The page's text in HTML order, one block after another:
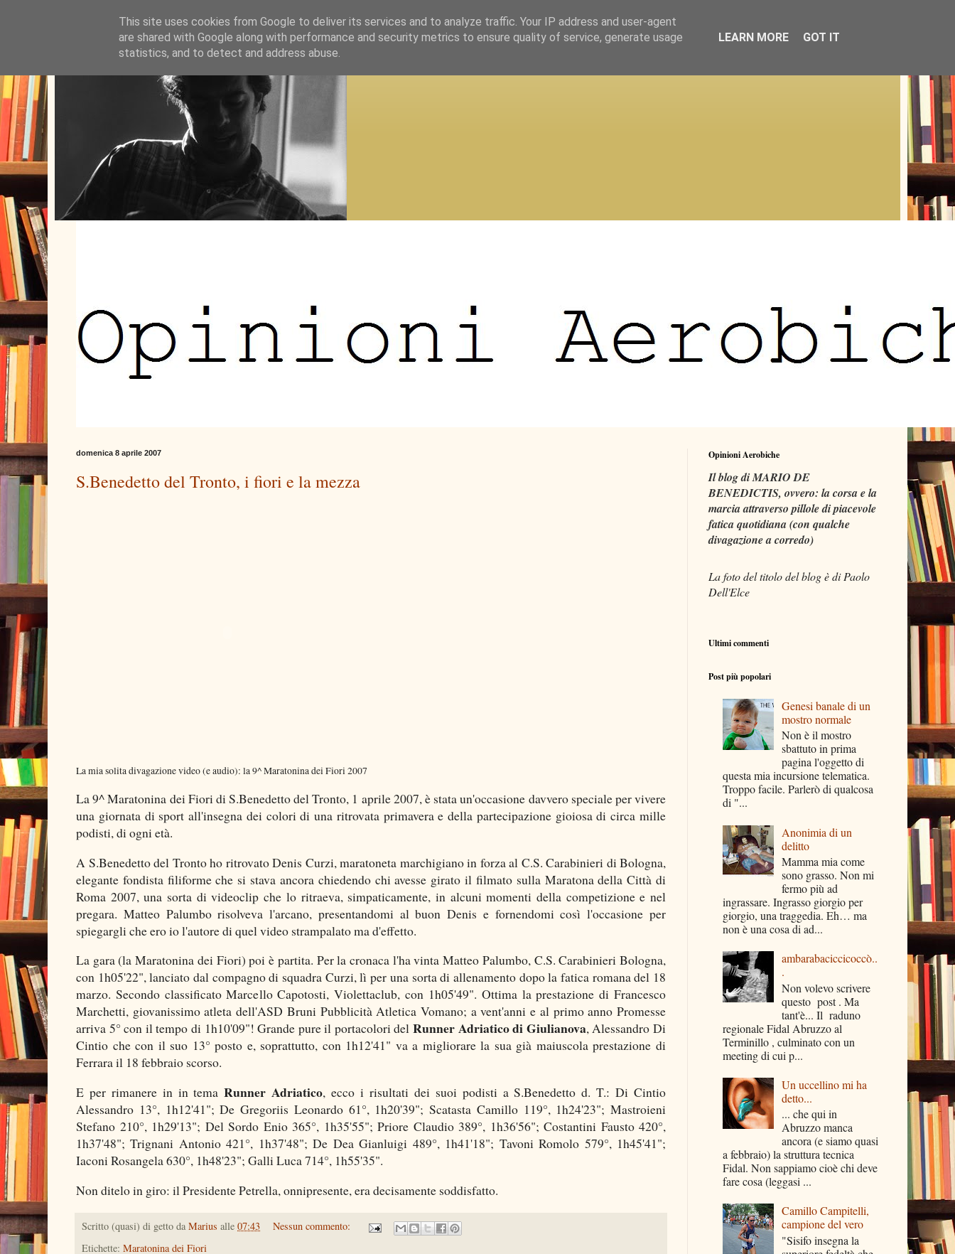
domenica 8 aprile 2007
S.Benedetto del Tronto, i fiori e la mezza
La mia solita divagazione video (e audio): la 9^ Maratonina dei Fiori 2007
La 9^ Maratonina dei Fiori di S.Benedetto del Tronto, 1 aprile 2007, è stata un'occasione davvero speciale per vivere
una giornata di sport all'insegna dei colori di una ritrovata primavera e della partecipazione gioiosa di circa mille
podisti, di ogni età.
A S.Benedetto del Tronto ho ritrovato Denis Curzi, maratoneta marchigiano in forza al C.S. Carabinieri di Bologna,
elegante fondista filiforme che si stava ancora chiedendo chi avesse girato il filmato sulla Maratona della Città di
Roma 2007, una sorta di videoclip che lo ritraeva, simpaticamente, in alcuni momenti della competizione e nel
pregara. Matteo Palumbo risolveva l'arcano, presentandomi al buon Denis e fornendomi così l'occasione per
spiegargli che ero io l'autore di quel video strampalato ma d'effetto.
La gara (la Maratonina dei Fiori) poi è partita. Per la cronaca l'ha vinta Matteo Palumbo, C.S. Carabinieri Bologna,
con 1h05'22", lanciato dal compagno di squadra Curzi, lì per una sorta di allenamento dopo la fatica romana del 18
marzo. Secondo classificato Marcello Capotosti, Violettaclub, con 1h05'49". Ottima la prestazione di Francesco
Marchetti, giovanissimo atleta dell'ASD Bruni Pubblicità Atletica Vomano; a vent'anni e al primo anno Promesse
arriva 5° con il tempo di 1h10'09"! Grande pure il portacolori delRunner Adriatico di Giulianova, Alessandro Di
Cintio che con il suo 13° posto e, soprattutto, con 1h12'41" va a migliorare la sua già maiuscola prestazione di
Ferrara il 18 febbraio scorso.
E per rimanere in in temaRunner Adriatico, ecco i risultati dei suoi podisti a S.Benedetto d. T.: Di Cintio
Alessandro 13°, 1h12'41"; De Gregoriis Leonardo 61°, 1h20'39"; Scatasta Camillo 119°, 1h24'23"; Mastroieni
Stefano 210°, 1h29'13"; Del Sordo Enio 365°, 1h35'55"; Priore Claudio 389°, 1h36'56"; Costantini Fausto 420°,
1h37'48"; Trignani Antonio 421°, 1h37'48"; De Dea Gianluigi 489°, 1h41'18"; Tavoni Romolo 579°, 1h45'41";
Iaconi Rosangela 630°, 1h48'23"; Galli Luca 714°, 1h55'35".
Non ditelo in giro: il Presidente Petrella, onnipresente, era decisamente soddisfatto.
Scritto (quasi) di getto da Marius alle 07:43
Nessun commento:
Etichette: Maratonina dei Fiori
Opinioni Aerobiche
Il blog di MARIO DE
BENEDICTIS, ovvero: la corsa e la
marcia attraverso pillole di piacevole
fatica quotidiana (con qualche
divagazione a corredo)
La foto del titolo del blog è di Paolo
Dell'Elce
Ultimi commenti
Post più popolari
Genesi banale di un
mostro normale
Non è il mostro
sbattuto in prima
pagina l'oggetto di
questa mia incursione telematica.
Troppo facile. Parlerò di qualcosa
di "...
Anonimia di un
delitto
Mamma mia come
sono grasso. Non mi
fermo più ad
ingrassare. Ingrasso giorgio per
giorgio, una traggedia. Eh… ma
non è una cosa di ad...
ambarabaciccicoccò..
.
Non volevo scrivere
questo post . Ma
tant'è... Il raduno
regionale Fidal Abruzzo al
Terminillo , culminato con un
meeting di cui p...
Un uccellino mi ha
detto...
... che qui in
Abruzzo manca
ancora (e siamo quasi
a febbraio) la struttura tecnica
Fidal. Non sappiamo cioè chi deve
fare cosa (leggasi ...
Camillo Campitelli,
campione del vero
"Sisifo insegna la
This site uses cookies from Google to deliver its services and to analyze traffic. Your IP address and user-agent
are shared with Google along with performance and security metrics to ensure quality of service, generate usage
statistics, and to detect and address abuse.
LEARN MORE GOT IT